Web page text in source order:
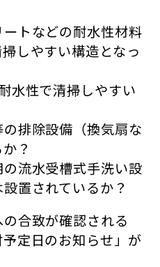
ートなどの耐水性材料
しやすい構造となっ
水性で清掃しやすい
の排除設備（換気扇な
？
の流水受槽式手洗い設
置されているか？
合致が確認される
定日のお知らせ」が